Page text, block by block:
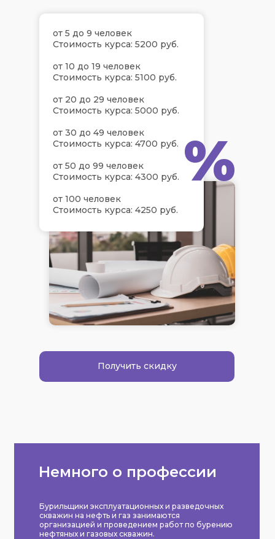
от 5 до 9 человек
Стоимость курса: 5200 руб.
от 10 до 19 человек
Стоимость курса: 5100 руб.
от 20 до 29 человек
Стоимость курса: 5000 руб.
от 30 до 49 человек
Стоимость курса: 4700 руб.
от 50 до 99 человек
Стоимость курса: 4300 руб.
от 100 человек
Стоимость курса: 4250 руб.
Получить скидку
%
Немного о профессии
Бурильщики эксплуатационных и разведочных
скважин на нефть и газ занимаются
организацией и проведением работ по бурению
нефтяных и газовых скважин.